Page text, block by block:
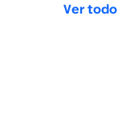
Ver todo